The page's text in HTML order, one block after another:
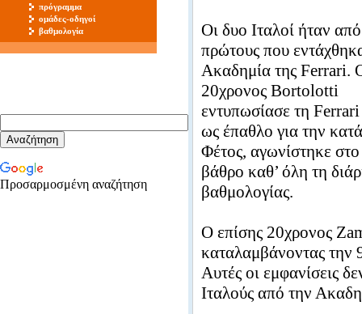
πρόγραμμα
ομάδες-οδηγοί
βαθμολογία
Προσαρμοσμένη αναζήτηση
Oι δυο Ιταλοί ήταν
πρώτους που
Ακαδημία της Ferrari.
20χρονος Bortolotti
εντυπωσίασε τη
ως έπαθλο για την
Φέτος, αγωνίστηκε
βάθρο καθ’ όλη τη
βαθμολογίας.
Ο επίσης 20χρονος
καταλαμβάνοντας την
Αυτές οι εμφανίσεις
Ιταλούς από την